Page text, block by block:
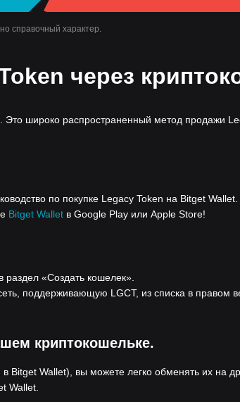
справочный характер.
через
Это широко распространенный метод продажи
по покупке Legacy Token на Bitget Wallet.
Bitget Wallet в Google Play или Apple Store!
раздел «Создать кошелек».
поддерживающую LGCT, из списка в правом
криптокошельке.
Bitget Wallet), вы можете легко обменять их на
Wallet.